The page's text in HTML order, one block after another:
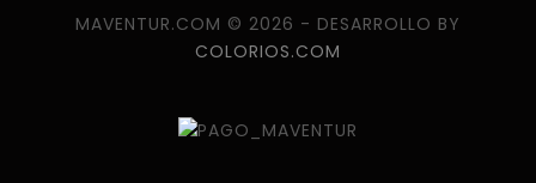
MAVENTUR.COM © 2026 - DESARROLLO BY
COLORIOS.COM